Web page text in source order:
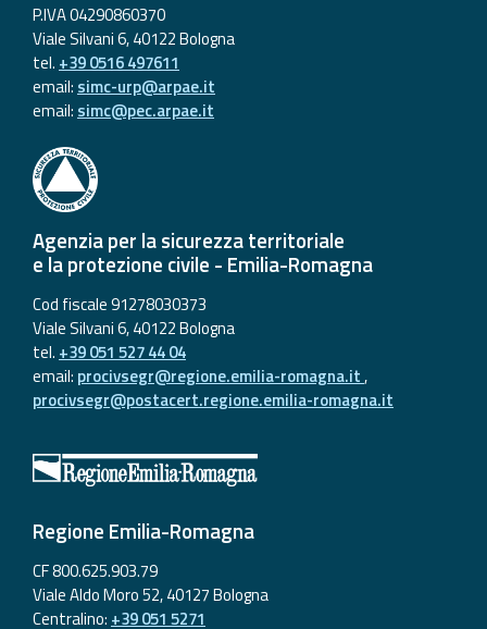
P.IVA 04290860370
Viale Silvani 6, 40122 Bologna
tel. +39 0516 497611
email: simc-urp@arpae.it
email: simc@pec.arpae.it
Agenzia per la sicurezza territoriale
e la protezione civile - Emilia-Romagna
Cod fiscale 91278030373
Viale Silvani 6, 40122 Bologna
tel. +39 051 527 44 04
email: procivsegr@regione.emilia-romagna.it,
procivsegr@postacert.regione.emilia-romagna.it
Regione Emilia-Romagna
CF 800.625.903.79
Viale Aldo Moro 52, 40127 Bologna
Centralino: +39 051 5271